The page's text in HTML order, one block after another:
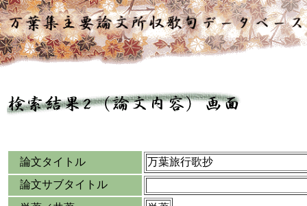
論文タイトル
万葉旅行歌抄
論文サブタイトル